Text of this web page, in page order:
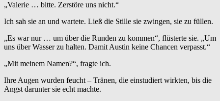
„Valerie … bitte. Zerstöre uns nicht.“
Ich sah sie an und wartete. Ließ die Stille sie zwingen, sie zu füllen.
„Es war nur … um über die Runden zu kommen“, flüsterte sie. „Um
uns über Wasser zu halten. Damit Austin keine Chancen verpasst.“
„Mit meinem Namen?“, fragte ich.
Ihre Augen wurden feucht – Tränen, die einstudiert wirkten, bis die
Angst darunter sie echt machte.